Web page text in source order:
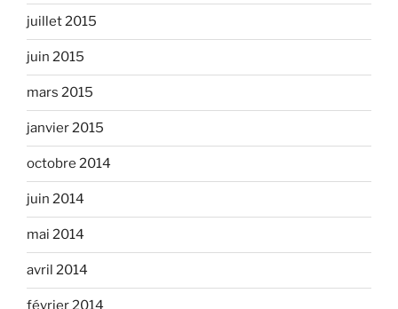
juillet 2015
juin 2015
mars 2015
janvier 2015
octobre 2014
juin 2014
mai 2014
avril 2014
février 2014